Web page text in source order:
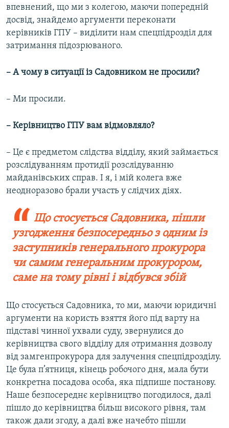
впевнений, що ми з колегою, маючи попередній
досвід, знайдемо аргументи переконати
керівників ГПУ – виділити нам спецпідрозділ для
затримання підозрюваного.
– А чому в ситуації із Садовником не просили?
– Ми просили.
– Керівництво ГПУ вам відмовляло?
– Це є предметом слідства відділу, який займається
розслідуванням протидії розслідуванню
майданівських справ. І я, і мій колега вже
неодноразово брали участь у слідчих діях.
Що стосується Садовника, пішли
узгодження безпосередньо з одним із
заступників генерального прокурора
чи самим генеральним прокурором,
саме на тому рівні і відбувся збій
Що стосується Садовника, то ми, маючи юридичні
аргументи на користь взяття його під варту на
підставі чинної ухвали суду, звернулися до
керівництва свого відділу для отримання дозволу
від замгенпрокурора для залучення спецпідрозділу.
Це була п’ятниця, кінець робочого дня, мала бути
конкретна посадова особа, яка підпише постанову.
Наше безпосереднє керівництво погодилося, далі
пішло до керівництва більш високого рівня, там
також дали згоду, а далі вже начебто пішли